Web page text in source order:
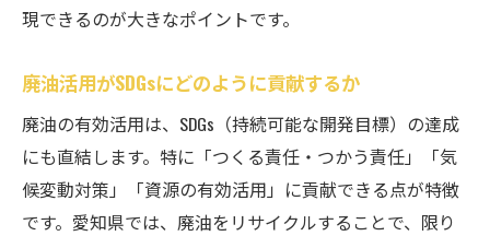
現できるのが大きなポイントです。
廃油活用がSDGsにどのように貢献するか
廃油の有効活用は、SDGs（持続可能な開発目標）の達成
にも直結します。特に「つくる責任・つかう責任」「気
候変動対策」「資源の有効活用」に貢献できる点が特徴
です。愛知県では、廃油をリサイクルすることで、限り